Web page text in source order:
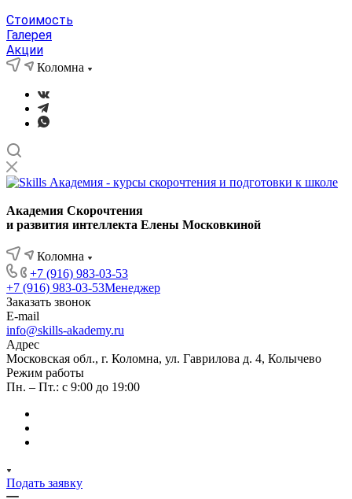
Стоимость
Галерея
Акции
Коломна
Академия Скорочтения
и развития интеллекта Елены Московкиной
Коломна
+7 (916) 983-03-53
+7 (916) 983-03-53Менеджер
Заказать звонок
E-mail
info@skills-akademy.ru
Адрес
Московская обл., г. Коломна, ул. Гаврилова д. 4, Колычево
Режим работы
Пн. – Пт.: с 9:00 до 19:00
Подать заявку